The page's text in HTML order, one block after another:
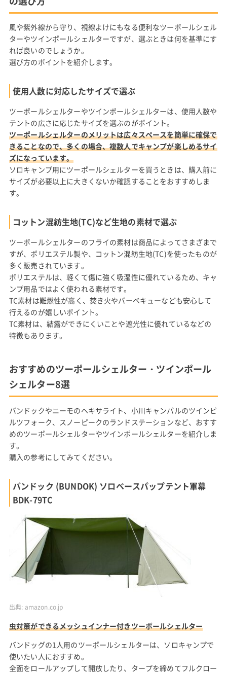
風や紫外線から守り、視線よけにもなる便利なツーポールシェル
ターやツインポールシェルターですが、選ぶときは何を基準にす
れば良いのでしょうか。
選び方のポイントを紹介します。
使用人数に対応したサイズで選ぶ
ツーポールシェルターやツインポールシェルターは、使用人数や
テントの広さに応じたサイズを選ぶのがポイント。
ツーポールシェルターのメリットは広々スペースを簡単に確保で
きることなので、多くの場合、複数人でキャンプが楽しめるサイ
ズになっています。
ソロキャンプ用にツーポールシェルターを買うときは、購入前に
サイズが必要以上に大きくないか確認することをおすすめしま
す。
コットン混紡生地(TC)など生地の素材で選ぶ
ツーポールシェルターのフライの素材は商品によってさまざまで
すが、ポリエステル製や、コットン混紡生地(TC)を使ったものが
多く販売されています。
ポリエステルは、軽くて傷に強く吸湿性に優れているため、キャ
ンプ用品ではよく使われる素材です。
TC素材は難燃性が高く、焚き火やバーベキューなども安心して
行えるのが嬉しいポイント。
TC素材は、結露ができにくいことや遮光性に優れているなどの
特徴もあります。
おすすめのツーポールシェルター・ツインポール
シェルター8選
バンドックやニーモのヘキサライト、小川キャンパルのツインピ
ルツフォーク、スノーピークのランドステーションなど、おすす
めのツーポールシェルターやツインポールシェルターを紹介しま
す。
購入の参考にしてみてください。
バンドック (BUNDOK) ソロベースパップテント軍幕
BDK-79TC
出典: amazon.co.jp
虫対策ができるメッシュインナー付きツーポールシェルター
バンドッグの1人用のツーポールシェルターは、ソロキャンプで
使いたい人におすすめ。
全面をロールアップして開放したり、タープを締めてフルクロー